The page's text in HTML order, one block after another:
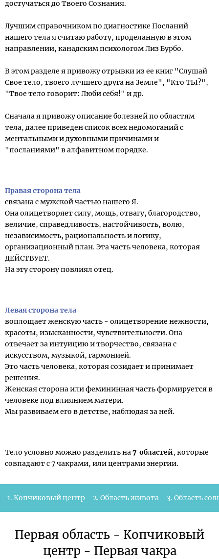
достучаться до Твоего Сознания.
Лучшим справочником по диагностике Посланий
нашего тела я считаю работу, проделанную в этом
направлении, канадским психологом Лиз Бурбо.
В этом разделе я привожу отрывки из ее книг "Слушай
Свое тело, твоего лучшего друга на Земле", "Кто ТЫ?",
"Твое тело говорит: Люби себя!" и др.
Сначала я привожу описание болезней по областям
тела, далее приведен список всех недомоганий с
ментальными и духовными причинами и
"посланиями" в алфавитном порядке.
Правая сторона тела
связана с мужской частью нашего Я.
Она олицетворяет силу, мощь, отвагу, благородство,
величие, справедливость, настойчивость, волю,
независимость, рациональность и логику,
организационный план. Эта часть человека, которая
ДЕЙСТВУЕТ.
На эту сторону повлиял отец.
Леваясторона тела
воплощает женскую часть - олицетворение нежности,
красоты, изысканности, чувствительности. Она
отвечает за интуицию и творчество, связана с
искусством, музыкой, гармонией.
Это часть человека, которая созидает и принимает
решения.
Женская сторона или фемининная часть формируется в
человеке под влиянием матери.
Мы развиваем его в детстве, наблюдая за ней.
Тело условно можно разделить на7 областей, которые
совпадают с 7 чакрами, или центрами энергии.
1. Копчиковый центр 2. Область живота 3. Область
Первая область - Копчиковый
центр - Первая чакра